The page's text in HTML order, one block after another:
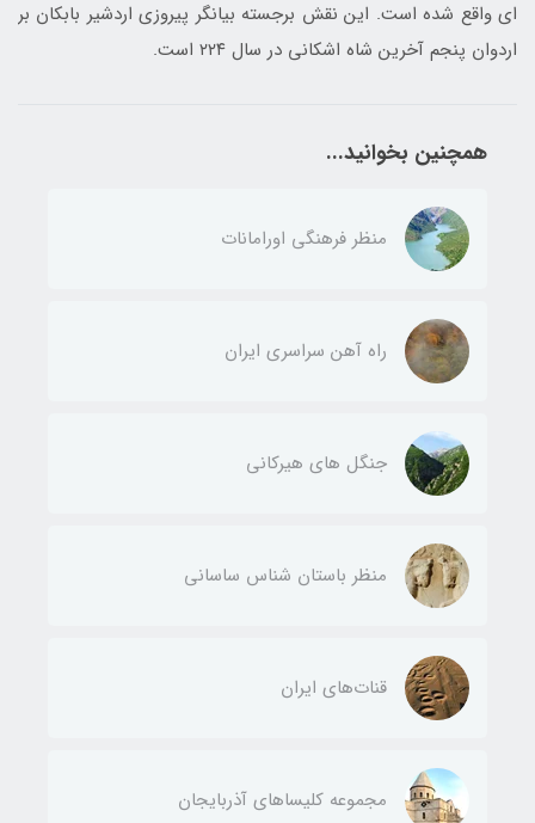
ای واقع شده است. این نقش برجسته بیانگر پیروزی اردشیر بابکان بر
اردوان پنجم آخرین شاه اشکانی در سال ۲۲۴ است.
همچنین بخوانید...
منظر فرهنگی اورامانات
راه آهن سراسری ایران
جنگل های هیرکانی
منظر باستان شناس ساسانی
قنات‌های ایران
مجموعه کلیساهای آذربایجان